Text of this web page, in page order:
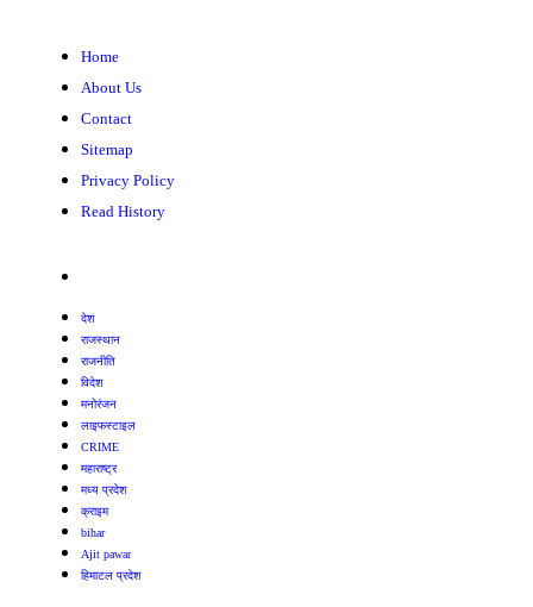
Home
About Us
Contact
Sitemap
Privacy Policy
Read History
देश
राजस्थान
राजनीति
विदेश
मनोरंजन
लाइफस्टाइल
CRIME
महाराष्ट्र
मध्य प्रदेश
क्राइम
bihar
Ajit pawar
हिमाटल प्रदेश